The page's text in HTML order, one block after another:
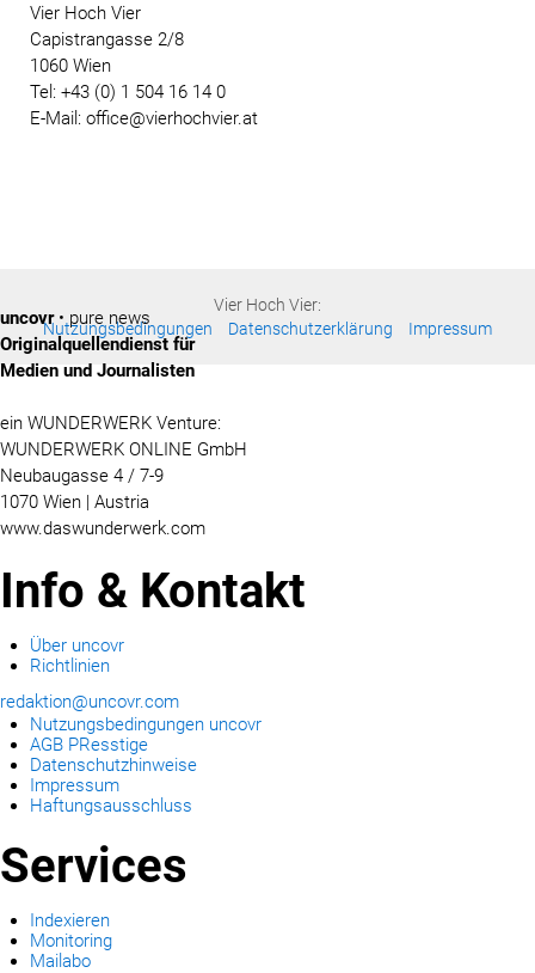
Vier Hoch Vier
Capistrangasse 2/8
1060 Wien
Tel: +43 (0) 1 504 16 14 0
E-Mail: office@vierhochvier.at
Vier Hoch Vier:
Nutzungsbedingungen
Datenschutzerklärung Impressum
uncovr• pure news
Originalquellendienst für
Medien und Journalisten
ein WUNDERWERK Venture:
WUNDERWERK ONLINE GmbH
Neubaugasse 4 / 7-9
1070 Wien | Austria
www.daswunderwerk.com
Info & Kontakt
Über uncovr
Richtlinien
redaktion@uncovr.com
Nutzungsbedingungen uncovr
AGB PResstige
Datenschutzhinweise
Impressum
Haftungsausschluss
Services
Indexieren
Monitoring
Mailabo